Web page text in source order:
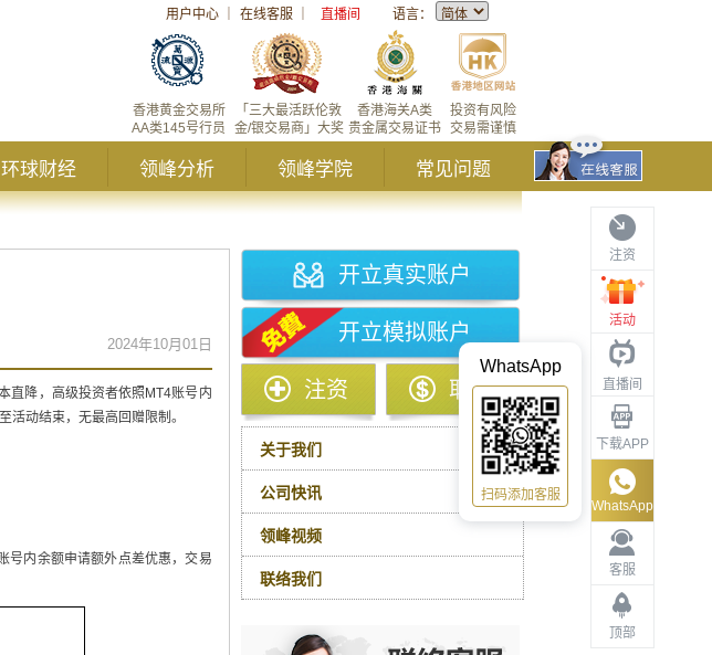
用户中心 在线客服 直播间 语言：
投资有风险
交易需谨慎
香港海关A类
贵金属交易证书
「三大最活跃伦敦
金/银交易商」大奖
香港黄金交易所
AA类145号行员
环球财经 领峰分析 领峰学院 常见问题
注资
活动
直播间
下载APP
客服
顶部
WhatsApp
WhatsApp
扫码添加客服
2024年10月01日
直降，高级投资者依照MT4账号内
动结束，无最高回赠限制。
号内余额申请额外点差优惠，交易
开立真实账户
开立模拟账户
注资 取款
关于我们
公司快讯
领峰视频
联络我们